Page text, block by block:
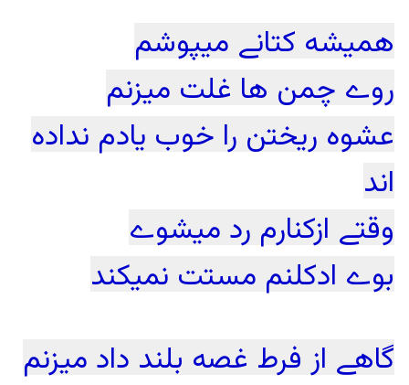
همیشه کتانے میپوشم
روے چمن ها غلت میزنم
عشوه ریختن را خوب یادم نداده
اند
وقتے ازکنارم رد میشوے
بوے ادکلنم مستت نمیکند
گاهے از فرط غصه بلند داد میزنم